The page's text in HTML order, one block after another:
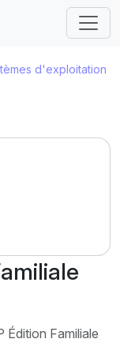
d'exploitation
Édition Familiale